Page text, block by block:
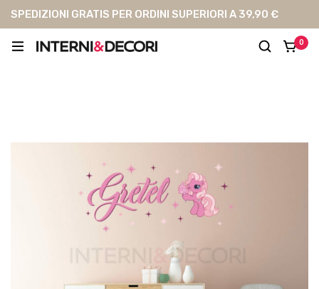
SPEDIZIONI GRATIS PER ORDINI SUPERIORI A 39,90 €
0